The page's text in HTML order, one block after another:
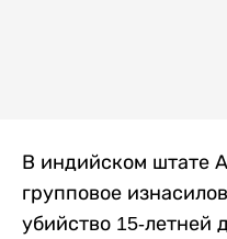
В индийском штате
групповое
убийство 15-летней